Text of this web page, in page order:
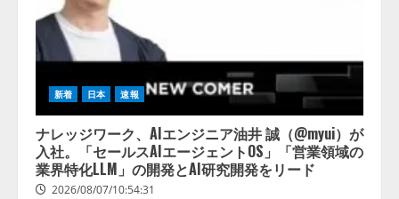
新着 日本 速報
ナレッジワーク、AIエンジニア油井 誠（@myui）が
入社。「セールスAIエージェントOS」「営業領域の
業界特化LLM」の開発とAI研究開発をリード
2026/08/07/10:54:31